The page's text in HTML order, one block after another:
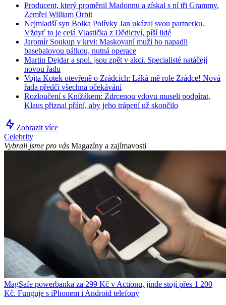
Producent, který proměnil Madonnu a získal s ní tři Grammy.
Zemřel William Orbit
Nejmladší syn Bolka Polívky Jan ukázal svou partnerku.
Vždyť to je celá Vlastička z Dědictví, píší lidé
Jaromír Soukup v krvi: Maskovaní muži ho napadli
basebalovou pálkou, nutná operace
Martin Dejdar a spol. jsou zpět v akci. Specialisté natáčejí
novou řadu
Vojta Kotek otevřeně o Zrádcích: Láká mě role Zrádce! Nová
řada předčí všechna očekávání
Rozloučení s Knížákem: Zdrcenou vdovu museli podpírat,
Klaus přiznal přání, aby jeho trápení už skončilo
Zobrazit více
Celebrity
Vybrali jsme pro vás Magazíny a zajímavosti
MagSafe powerbanka za 299 Kč v Actionu, jinde stojí přes 1 200
Kč. Funguje s iPhonem i Android telefony